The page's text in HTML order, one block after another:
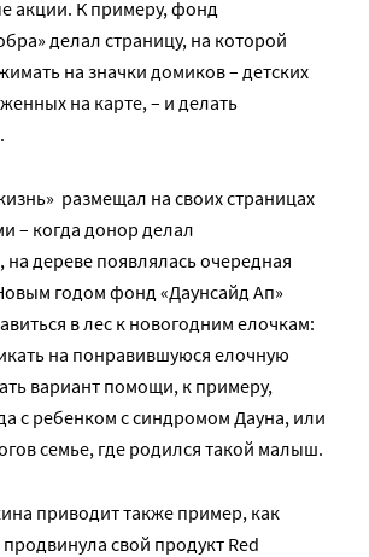
акции. К примеру, фонд
делал страницу, на которой
на значки домиков – детских
на карте, – и делать
размещал на своих страницах
– когда донор делал
дереве появлялась очередная
годом фонд «Даунсайд Ап»
в лес к новогодним елочкам:
на понравившуюся елочную
вариант помощи, к примеру,
с ребенком с синдромом Дауна, или
семье, где родился такой малыш.
приводит также пример, как
свой продукт Red